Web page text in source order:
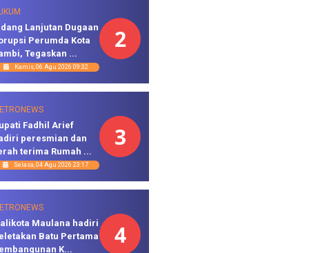
Lanjutan Dugaan
Perumda Kota
Tegaskan ...
Kamis, 06 Agu 2026 09:32
2
Fadhil Arief
peresmian dan
terima Rumah ...
Selasa, 04 Agu 2026 23:17
3
Maulana hadiri
Batu Pertama
K...
4